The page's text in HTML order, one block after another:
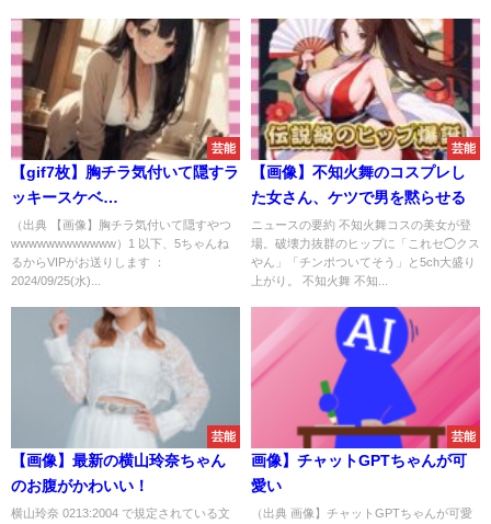
芸能
【gif7枚】胸チラ気付いて隠すラ
ッキースケベ
wwwwwwwwwwww
（出典 【画像】胸チラ気付いて隠すやつ
wwwwwwwwwwww）1 以下、5ちゃんね
るからVIPがお送りします ：
2024/09/25(水)...
芸能
【画像】不知火舞のコスプレし
た女さん、ケツで男を黙らせる
ニュースの要約 不知火舞コスの美女が登
場。破壊力抜群のヒップに「これセ◯クス
やん」「チンポついてそう」と5ch大盛り
上がり。 不知火舞 不知...
芸能
【画像】最新の横山玲奈ちゃん
のお腹がかわいい！
横山玲奈 0213:2004 で規定されている文
芸能
画像】チャットGPTちゃんが可
愛い
（出典 画像】チャットGPTちゃんが可愛